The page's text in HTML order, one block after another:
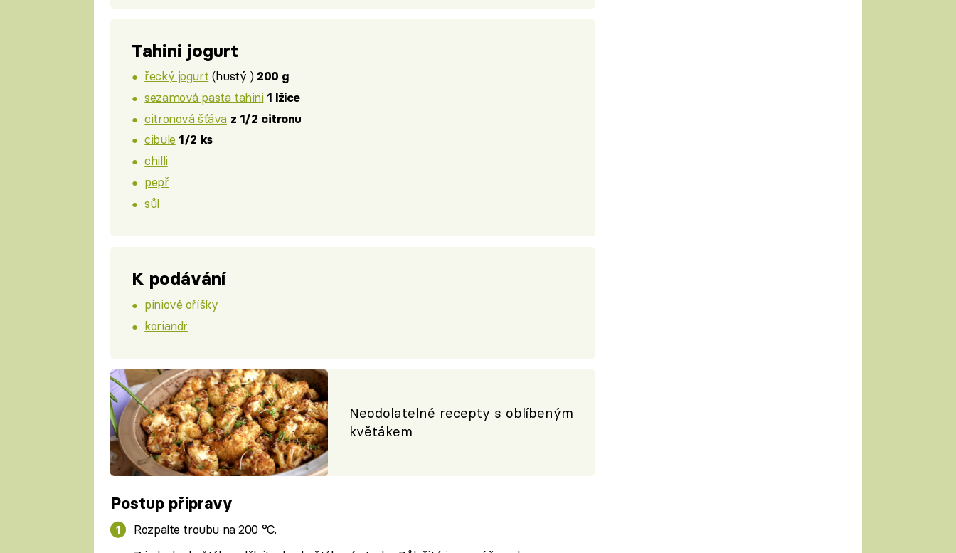
Tahini jogurt
řecký jogurt (hustý ) 200 g
sezamová pasta tahini 1 lžíce
citronová šťáva z 1/2 citronu
cibule 1/2 ks
chilli
pepř
sůl
K podávání
piniové oříšky
koriandr
Neodolatelné recepty s oblíbeným
květákem
Postup přípravy
Rozpalte troubu na 200 °C.